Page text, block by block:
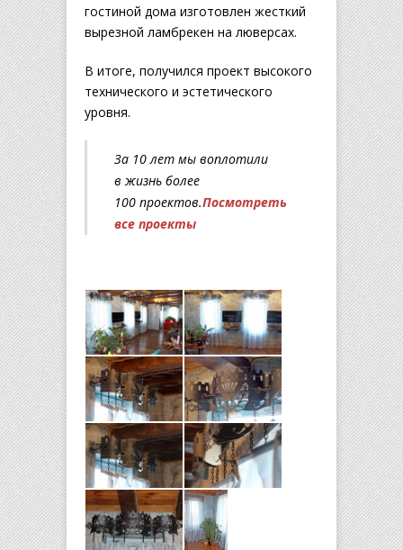
гостиной дома изготовлен жесткий
вырезной ламбрекен на люверсах.
В итоге, получился проект высокого
технического и эстетического
уровня.
За 10 лет мы воплотили
в жизнь более
100 проектов.Посмотреть
все проекты